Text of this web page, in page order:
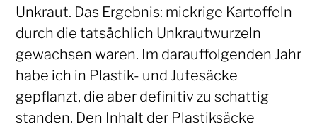
Unkraut. Das Ergebnis: mickrige Kartoffeln
durch die tatsächlich Unkrautwurzeln
gewachsen waren. Im darauffolgenden Jahr
habe ich in Plastik- und Jutesäcke
gepflanzt, die aber definitiv zu schattig
standen. Den Inhalt der Plastiksäcke